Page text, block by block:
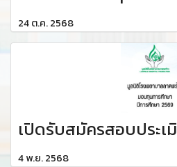
24 ต.ค. 2568
เปิดรับสมัครสอบประ
4 พ.ย. 2568